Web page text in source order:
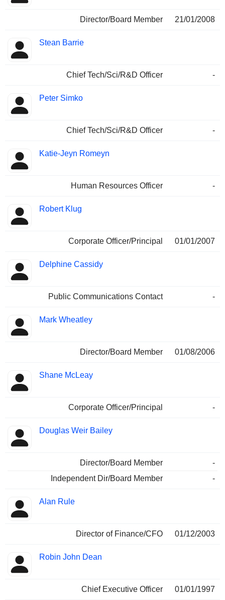
Director/Board Member 21/01/2008
Stean Barrie
Chief Tech/Sci/R&D Officer -
Peter Simko
Chief Tech/Sci/R&D Officer -
Katie-Jeyn Romeyn
Human Resources Officer -
Robert Klug
Corporate Officer/Principal 01/01/2007
Delphine Cassidy
Public Communications Contact -
Mark Wheatley
Director/Board Member 01/08/2006
Shane McLeay
Corporate Officer/Principal -
Douglas Weir Bailey
Director/Board Member
-
Independent Dir/Board Member
-
Alan Rule
Director of Finance/CFO 01/12/2003
Robin John Dean
Chief Executive Officer 01/01/1997